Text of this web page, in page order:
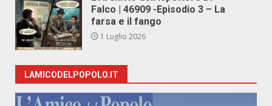
Falco | 46909 -Episodio 3 – La
farsa e il fango
1 Luglio 2026
LAMICODELPOPOLO.IT